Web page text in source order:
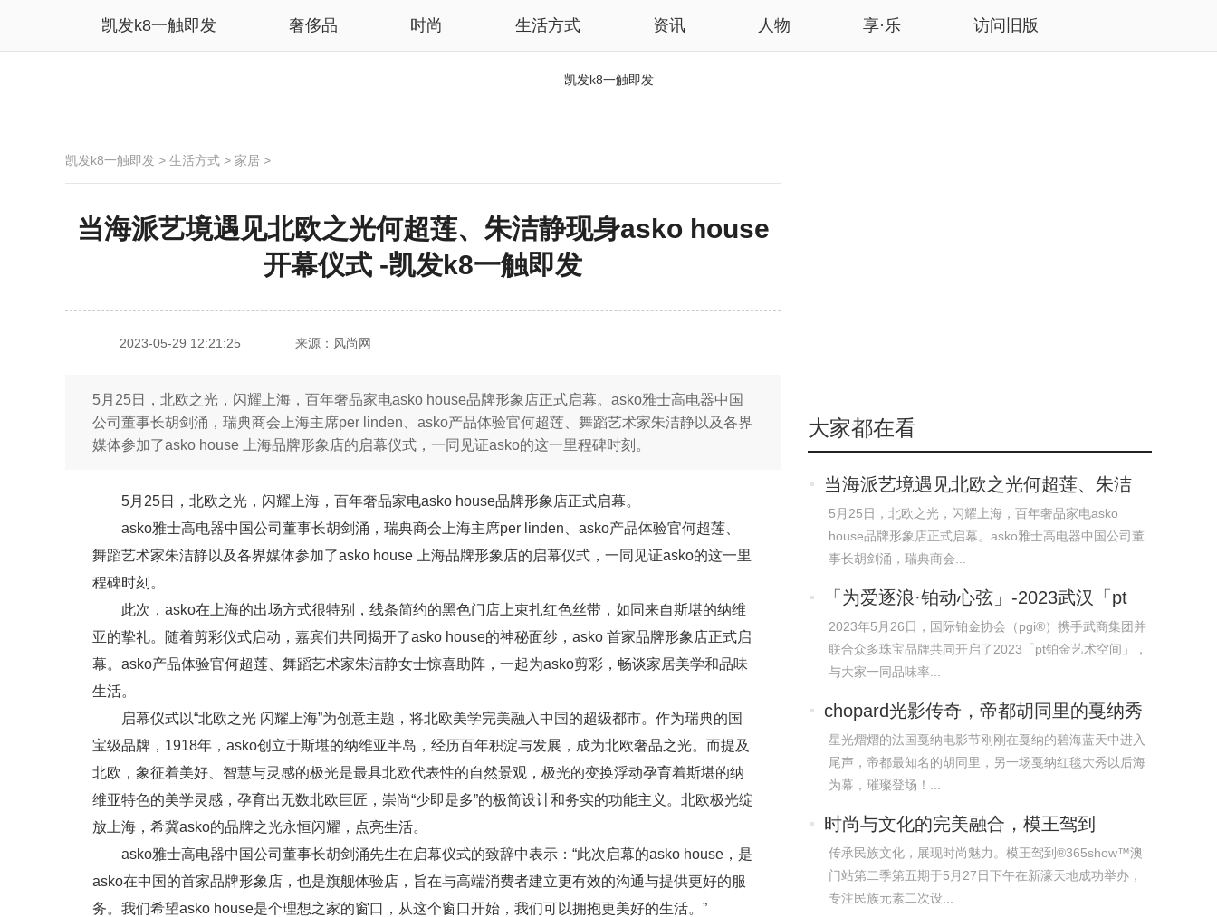
凯发k8一触即发 奢侈品 时尚 生活方式 资讯 人物 享·乐 访问旧版
凯发k8一触即发
凯发k8一触即发 > 生活方式 > 家居 >
当海派艺境遇见北欧之光何超莲、朱洁静现身asko house
开幕仪式 -凯发k8一触即发
2023-05-29 12:21:25 来源：风尚网
5月25日，北欧之光，闪耀上海，百年奢品家电asko house品牌形象店正式启幕。asko雅士高电器中国
公司董事长胡剑涌，瑞典商会上海主席per linden、asko产品体验官何超莲、舞蹈艺术家朱洁静以及各界
媒体参加了asko house 上海品牌形象店的启幕仪式，一同见证asko的这一里程碑时刻。
5月25日，北欧之光，闪耀上海，百年奢品家电asko house品牌形象店正式启幕。
asko雅士高电器中国公司董事长胡剑涌，瑞典商会上海主席per linden、asko产品体验官何超莲、
舞蹈艺术家朱洁静以及各界媒体参加了asko house 上海品牌形象店的启幕仪式，一同见证asko的这一里
程碑时刻。
此次，asko在上海的出场方式很特别，线条简约的黑色门店上束扎红色丝带，如同来自斯堪的纳维
亚的挚礼。随着剪彩仪式启动，嘉宾们共同揭开了asko house的神秘面纱，asko 首家品牌形象店正式启
幕。asko产品体验官何超莲、舞蹈艺术家朱洁静女士惊喜助阵，一起为asko剪彩，畅谈家居美学和品味
生活。
启幕仪式以“北欧之光 闪耀上海”为创意主题，将北欧美学完美融入中国的超级都市。作为瑞典的国
宝级品牌，1918年，asko创立于斯堪的纳维亚半岛，经历百年积淀与发展，成为北欧奢品之光。而提及
北欧，象征着美好、智慧与灵感的极光是最具北欧代表性的自然景观，极光的变换浮动孕育着斯堪的纳
维亚特色的美学灵感，孕育出无数北欧巨匠，崇尚“少即是多”的极简设计和务实的功能主义。北欧极光绽
放上海，希冀asko的品牌之光永恒闪耀，点亮生活。
asko雅士高电器中国公司董事长胡剑涌先生在启幕仪式的致辞中表示：“此次启幕的asko house，是
asko在中国的首家品牌形象店，也是旗舰体验店，旨在与高端消费者建立更有效的沟通与提供更好的服
务。我们希望asko house是个理想之家的窗口，从这个窗口开始，我们可以拥抱更美好的生活。”
大家都在看
当海派艺境遇见北欧之光何超莲、朱洁
静现身
5月25日，北欧之光，闪耀上海，百年奢品家电asko
house品牌形象店正式启幕。asko雅士高电器中国公司董
事长胡剑涌，瑞典商会...
「为爱逐浪·铂动心弦」-2023武汉「pt
铂金
2023年5月26日，国际铂金协会（pgi®）携手武商集团并
联合众多珠宝品牌共同开启了2023「pt铂金艺术空间」，
与大家一同品味率...
chopard光影传奇，帝都胡同里的戛纳秀
场
星光熠熠的法国戛纳电影节刚刚在戛纳的碧海蓝天中进入
尾声，帝都最知名的胡同里，另一场戛纳红毯大秀以后海
为幕，璀璨登场！...
时尚与文化的完美融合，模王驾到
365show见
传承民族文化，展现时尚魅力。模王驾到®365show™澳
门站第二季第五期于5月27日下午在新濠天地成功举办，
专注民族元素二次设...